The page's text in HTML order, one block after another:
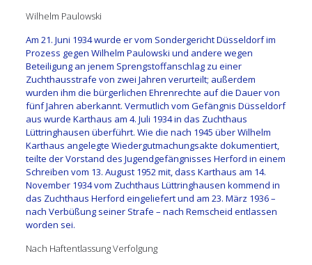
Wilhelm Paulowski
Am 21. Juni 1934 wurde er vom Sondergericht Düsseldorf im
Prozess gegen Wilhelm Paulowski und andere wegen
Beteiligung an jenem Sprengstoffanschlag zu einer
Zuchthausstrafe von zwei Jahren verurteilt; außerdem
wurden ihm die bürgerlichen Ehrenrechte auf die Dauer von
fünf Jahren aberkannt. Vermutlich vom Gefängnis Düsseldorf
aus wurde Karthaus am 4. Juli 1934 in das Zuchthaus
Lüttringhausen überführt. Wie die nach 1945 über Wilhelm
Karthaus angelegte Wiedergutmachungsakte dokumentiert,
teilte der Vorstand des Jugendgefängnisses Herford in einem
Schreiben vom 13. August 1952 mit, dass Karthaus am 14.
November 1934 vom Zuchthaus Lüttringhausen kommend in
das Zuchthaus Herford eingeliefert und am 23. März 1936 –
nach Verbüßung seiner Strafe – nach Remscheid entlassen
worden sei.
Nach Haftentlassung Verfolgung